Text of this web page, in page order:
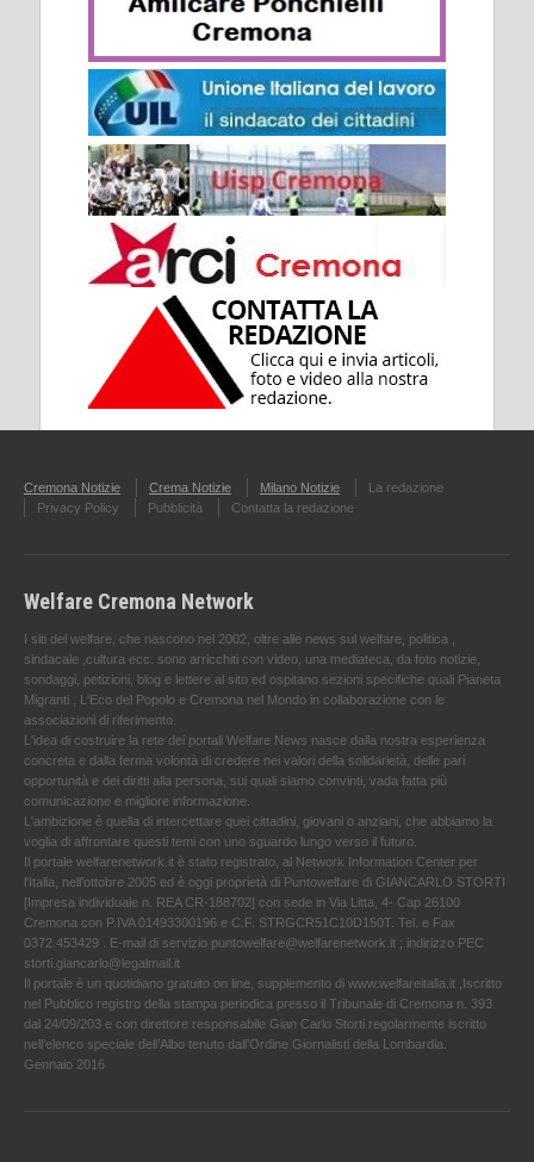
Cremona Notizie Crema Notizie Milano Notizie
La redazione
Privacy Policy
Pubblicità Contatta la redazione
Welfare Cremona Network
I siti del welfare, che nascono nel 2002, oltre alle news sul welfare, politica ,
sindacale ,cultura ecc. sono arricchiti con video, una mediateca, da foto notizie,
sondaggi, petizioni, blog e lettere al sito ed ospitano sezioni specifiche quali Pianeta
Migranti , L'Eco del Popolo e Cremona nel Mondo in collaborazione con le
associazioni di riferimento.
L'idea di costruire la rete dei portali Welfare News nasce dalla nostra esperienza
concreta e dalla ferma volontà di credere nei valori della solidarietà, delle pari
opportunità e dei diritti alla persona, sui quali siamo convinti, vada fatta più
comunicazione e migliore informazione.
L'ambizione è quella di intercettare quei cittadini, giovani o anziani, che abbiamo la
voglia di affrontare questi temi con uno sguardo lungo verso il futuro.
Il portale welfarenetwork.it è stato registrato, al Network Information Center per
l'Italia, nell’ottobre 2005 ed è oggi proprietà di Puntowelfare di GIANCARLO STORTI
[Impresa individuale n. REA CR-188702] con sede in Via Litta, 4- Cap 26100
Cremona con P.IVA 01493300196 e C.F. STRGCR51C10D150T. Tel. e Fax
0372.453429 . E-mail di servizio puntowelfare@welfarenetwork.it ; indirizzo PEC
storti.giancarlo@legalmail.it
Il portale è un quotidiano gratuito on line, supplemento di www.welfareitalia.it ,Iscritto
nel Pubblico registro della stampa periodica presso il Tribunale di Cremona n. 393
dal 24/09/203 e con direttore responsabile Gian Carlo Storti regolarmente iscritto
nell’elenco speciale dell’Albo tenuto dall’Ordine Giornalisti della Lombardia.
Gennaio 2016